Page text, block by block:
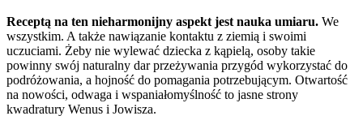
Receptą na ten nieharmonijny aspekt jest nauka umiaru. We
wszystkim. A także nawiązanie kontaktu z ziemią i swoimi
uczuciami. Żeby nie wylewać dziecka z kąpielą, osoby takie
powinny swój naturalny dar przeżywania przygód wykorzystać do
podróżowania, a hojność do pomagania potrzebującym. Otwartość
na nowości, odwaga i wspaniałomyślność to jasne strony
kwadratury Wenus i Jowisza.